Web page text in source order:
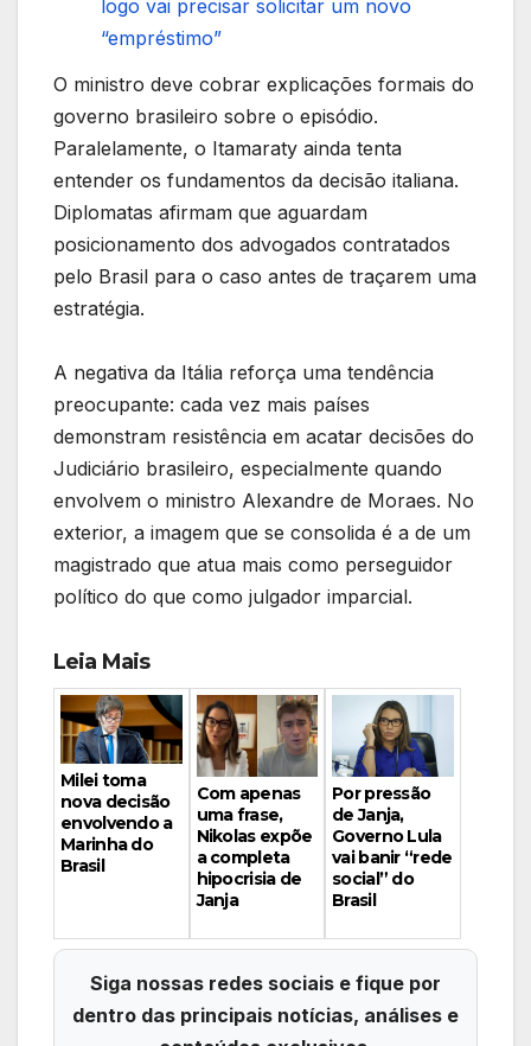
logo vai precisar solicitar um novo
“empréstimo”
O ministro deve cobrar explicações formais do
governo brasileiro sobre o episódio.
Paralelamente, o Itamaraty ainda tenta
entender os fundamentos da decisão italiana.
Diplomatas afirmam que aguardam
posicionamento dos advogados contratados
pelo Brasil para o caso antes de traçarem uma
estratégia.
A negativa da Itália reforça uma tendência
preocupante: cada vez mais países
demonstram resistência em acatar decisões do
Judiciário brasileiro, especialmente quando
envolvem o ministro Alexandre de Moraes. No
exterior, a imagem que se consolida é a de um
magistrado que atua mais como perseguidor
político do que como julgador imparcial.
Leia Mais
Milei toma
nova decisão
envolvendo a
Marinha do
Brasil
Com apenas
uma frase,
Nikolas expõe
a completa
hipocrisia de
Janja
Por pressão
de Janja,
Governo Lula
vai banir “rede
social” do
Brasil
Siga nossas redes sociais e fique por
dentro das principais notícias, análises e